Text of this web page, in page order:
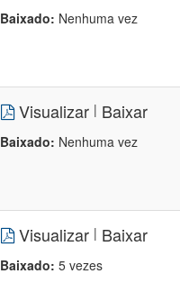
Baixado: Nenhuma vez
Visualizar | Baixar
Baixado: Nenhuma vez
Visualizar | Baixar
Baixado: 5 vezes